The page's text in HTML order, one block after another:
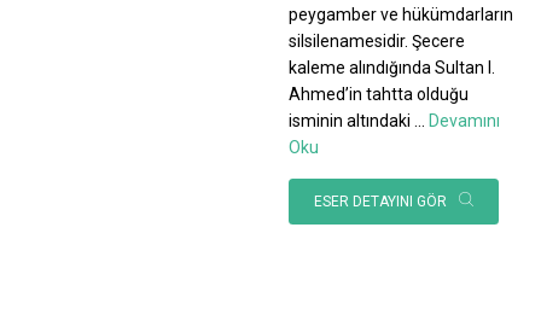
peygamber ve hükümdarların
silsilenamesidir. Şecere
kaleme alındığında Sultan I.
Ahmed’in tahtta olduğu
isminin altındaki
Devamını
Oku
ESER DETAYINI GÖR